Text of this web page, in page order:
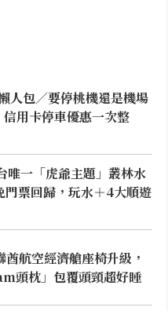
人包／要停桃機還是機場
用卡停車優惠一次整
唯一「虎爺主題」叢林水
票回歸，玩水＋4大順遊
航空經濟艙座椅升級，
頭枕」包覆頭頸超好睡